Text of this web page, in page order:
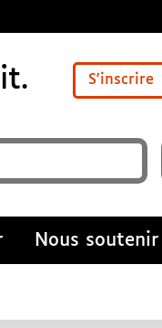
S'inscrire
Nous soutenir